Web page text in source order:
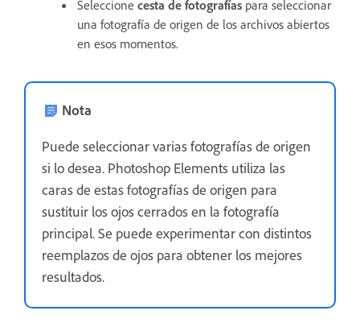
Seleccione cesta de fotografías para seleccionar
una fotografía de origen de los archivos abiertos
en esos momentos.
Nota
Puede seleccionar varias fotografías de origen
si lo desea. Photoshop Elements utiliza las
caras de estas fotografías de origen para
sustituir los ojos cerrados en la fotografía
principal. Se puede experimentar con distintos
reemplazos de ojos para obtener los mejores
resultados.